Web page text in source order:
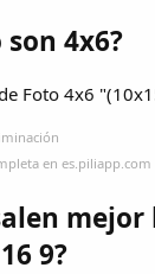
4x6?
Foto 4x6
en es.piliapp.com
9?